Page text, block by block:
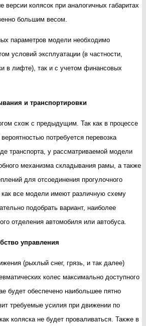
версии колясок при аналогичных габаритах
большим весом.
параметров модели необходимо
условий эксплуатации (в частности,
в лифте), так и с учетом финансовых
и транспортировки
схож с предыдущим. Так как в процессе
потребуется перевозка
транспорта, у рассматриваемой модели
механизма складывания рамы, а также
для отсоединения прогулочного
все модели имеют различную схему
подобрать вариант, наиболее
отделения автомобиля или автобуса.
управления
(рыхлый снег, грязь, и так далее)
колес максимально доступного
будет обеспечено наибольшее пятно
требуемые усилия при движении по
коляска не будет проваливаться. Также в